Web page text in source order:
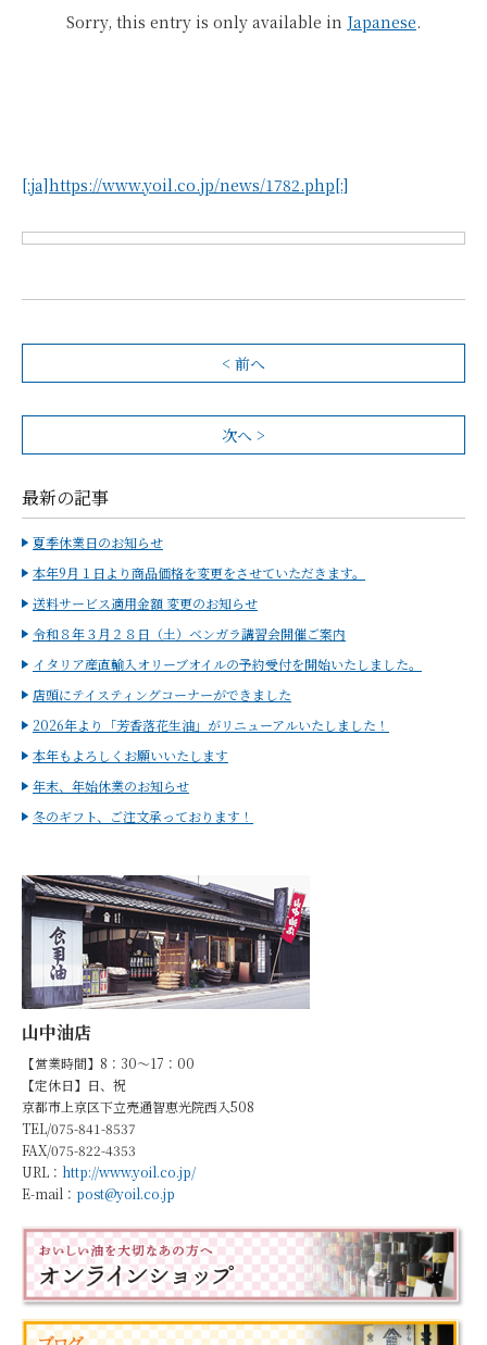
Sorry, this entry is only available in Japanese.
[:ja]https://www.yoil.co.jp/news/1782.php[:]
< 前へ
次へ >
最新の記事
夏季休業日のお知らせ
本年9月１日より商品価格を変更をさせていただきます。
送料サービス適用金額 変更のお知らせ
令和８年３月２８日（土）ベンガラ講習会開催ご案内
イタリア産直輸入オリーブオイルの予約受付を開始いたしました。
店頭にテイスティングコーナーができました
2026年より「芳香落花生油」がリニューアルいたしました！
本年もよろしくお願いいたします
年末、年始休業のお知らせ
冬のギフト、ご注文承っております！
山中油店
【営業時間】8：30～17：00
【定休日】日、祝
京都市上京区下立売通智恵光院西入508
TEL/075-841-8537
FAX/075-822-4353
URL： http://www.yoil.co.jp/
E-mail： post@yoil.co.jp